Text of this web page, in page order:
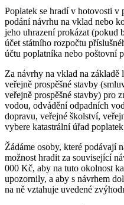
Poplatek se hradí v hotovosti v
podání návrhu na vklad nebo
jeho uhrazení prokázat (pokud
účet státního rozpočtu
účtu poplatníka nebo poštovní
Za návrhy na vklad na základě
veřejně prospěšné stavby
veřejně prospěšné stavby) pro
vodou, odvádění odpadních
dopravu, veřejné školství,
vybere katastrální úřad
Žádáme osoby, které podávají
možnost hradit za související
000 Kč, aby na tuto okolnost
upozornily, a aby s návrhem
na ně vztahuje uvedené